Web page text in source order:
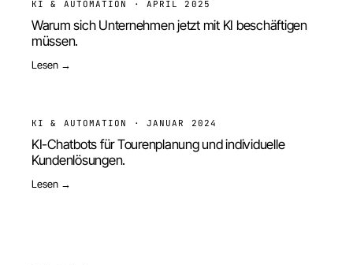
KI & AUTOMATION · APRIL 2025
Warum sich Unternehmen jetzt mit KI beschäftigen
müssen.
Lesen →
KI & AUTOMATION · JANUAR 2024
KI-Chatbots für Tourenplanung und individuelle
Kundenlösungen.
Lesen →